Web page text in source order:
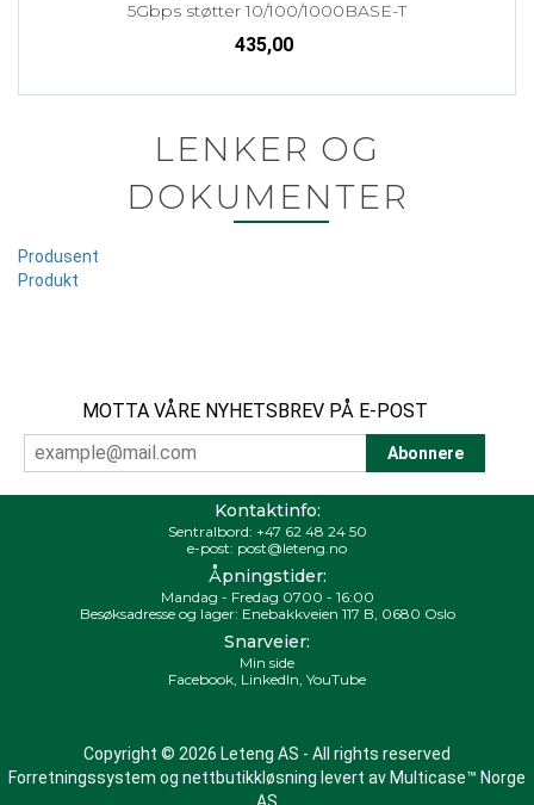
5Gbps støtter 10/100/1000BASE-T
435,00
LENKER OG
DOKUMENTER
Produsent
Produkt
MOTTA VÅRE NYHETSBREV PÅ E-POST
Kontaktinfo:
Sentralbord: +47 62 48 24 50
e-post: post@leteng.no
Åpningstider:
Mandag - Fredag 0700 - 16:00
Besøksadresse og lager: Enebakkveien 117 B, 0680 Oslo
Snarveier:
Min side
Facebook LinkedIn YouTube
Copyright © 2026 Leteng AS - All rights reserved
Forretningssystem og nettbutikkløsning levert av Multicase™ Norge
AS